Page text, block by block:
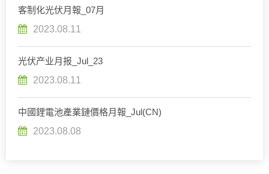
客制化光伏月報_07月
2023.08.11
光伏产业月报_Jul_23
2023.08.11
中國鋰電池產業鏈價格月報_Jul(CN)
2023.08.08